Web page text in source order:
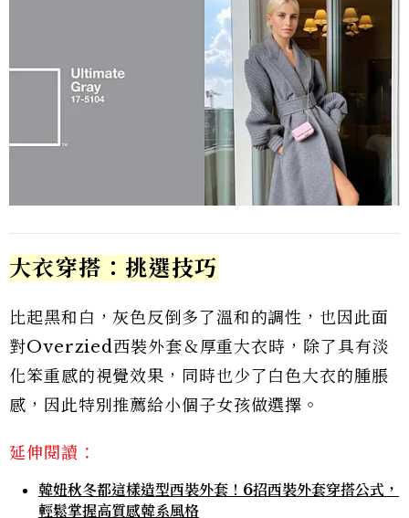
大衣穿搭：挑選技巧
比起黑和白，灰色反倒多了溫和的調性，也因此面
對Overzied西裝外套＆厚重大衣時，除了具有淡
化笨重感的視覺效果，同時也少了白色大衣的腫脹
感，因此特別推薦給小個子女孩做選擇。
延伸閱讀：
韓妞秋冬都這樣造型西裝外套！6招西裝外套穿搭公式，
輕鬆掌握高質感韓系風格